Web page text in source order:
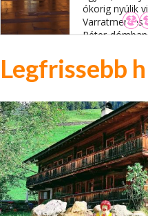
ókorig nyúlik
Varratmentes
Péter-
Legfrissebb